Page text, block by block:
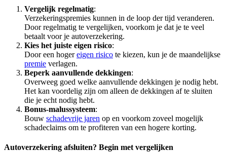
Vergelijk regelmatig:
Verzekeringspremies kunnen in de loop der tijd veranderen.
Door regelmatig te vergelijken, voorkom je dat je te veel
betaalt voor je autoverzekering.
Kies het juiste eigen risico:
Door een hogereigen risico te kiezen, kun je de maandelijkse
premie verlagen.
Beperk aanvullende dekkingen:
Overweeg goed welke aanvullende dekkingen je nodig hebt.
Het kan voordelig zijn om alleen de dekkingen af te sluiten
die je echt nodig hebt.
Bonus-malussysteem:
Bouw schadevrije jaren op en voorkom zoveel mogelijk
schadeclaims om te profiteren van een hogere korting.
Autoverzekering afsluiten? Begin met vergelijken